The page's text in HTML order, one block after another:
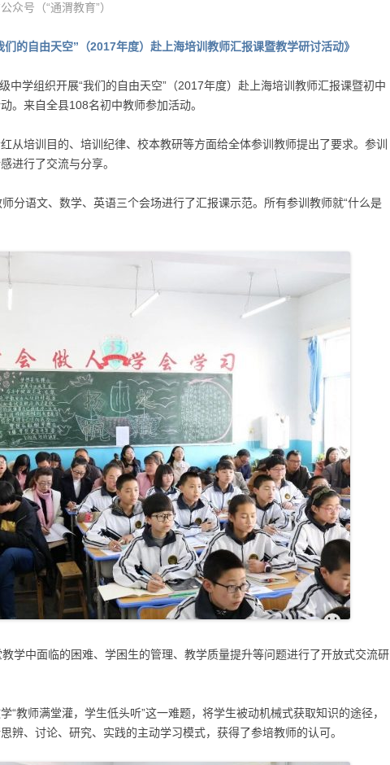
众号（“通渭教育”）
们的自由天空”（2017年度）赴上海培训教师汇报课暨教学研讨活动》
中学组织开展“我们的自由天空”（2017年度）赴上海培训教师汇报课暨初中
。来自全县108名初中教师参加活动。
从培训目的、培训纪律、校本教研等方面给全体参训教师提出了要求。参训
进行了交流与分享。
师分语文、数学、英语三个会场进行了汇报课示范。所有参训教师就“什么是
学中面临的困难、学困生的管理、教学质量提升等问题进行了开放式交流研
“教师满堂灌，学生低头听”这一难题，将学生被动机械式获取知识的途径，
辨、讨论、研究、实践的主动学习模式，获得了参培教师的认可。